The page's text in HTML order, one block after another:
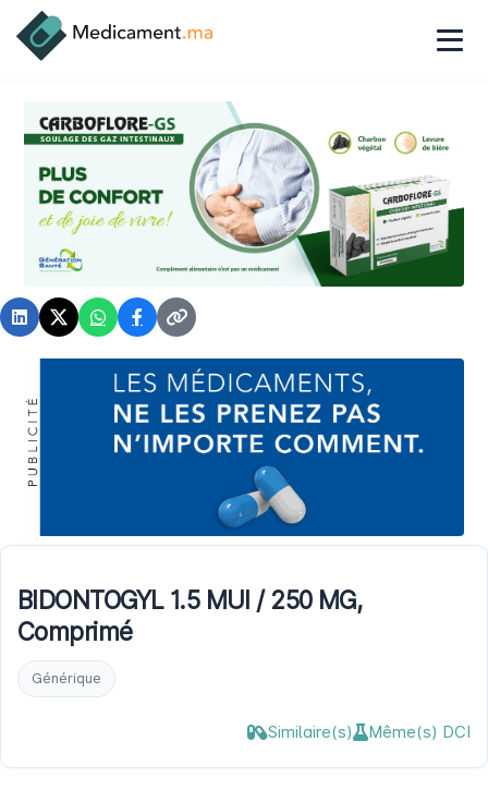
BIDONTOGYL 1.5 MUI / 250 MG,
Comprimé
Générique
Similaire(s) Même(s) DCI